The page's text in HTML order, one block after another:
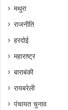
मथुरा
राजनीति
हरदोई
महाराष्ट्र
बाराबंकी
रायबरेली
पंचायत चुनाव